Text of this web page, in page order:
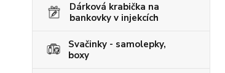
Dárková krabička na
bankovky v injekcích
Svačinky - samolepky,
boxy